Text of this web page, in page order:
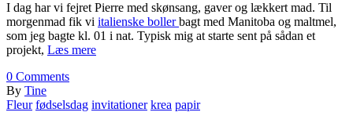
I dag har vi fejret Pierre med skønsang, gaver og lækkert mad. Til
morgenmad fik vi italienske bollerbagt med Manitoba og maltmel,
som jeg bagte kl. 01 i nat. Typisk mig at starte sent på sådan et
projekt, Læs mere
0 Comments
By Tine
Fleur fødselsdag invitationer krea papir